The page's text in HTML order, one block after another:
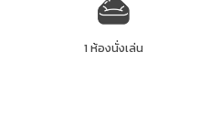
1 ห้องนั่งเล่น